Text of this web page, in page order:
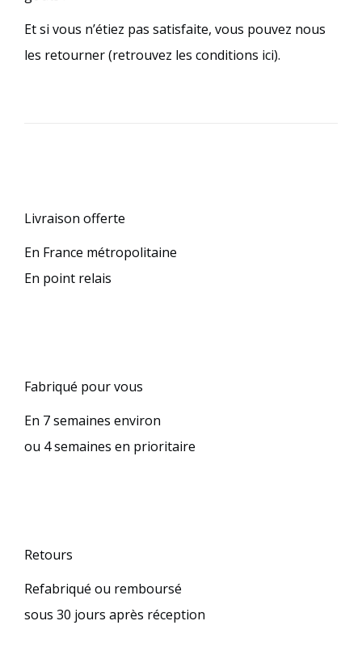
Et si vous n’étiez pas satisfaite, vous pouvez nous
les retourner (retrouvez les conditions ici).
Livraison offerte
En France métropolitaine
En point relais
Fabriqué pour vous
En 7 semaines environ
ou 4 semaines en prioritaire
Retours
Refabriqué ou remboursé
sous 30 jours après réception